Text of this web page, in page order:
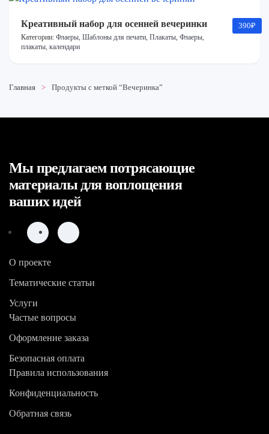
390₽
Креативный набор для осенней вечеринки
Категории: Флаеры, Шаблоны для печати, Плакаты, Флаеры,
плакаты, календари
Главная Продукты с меткой “Вечеринка”
Мы предлагаем потрясающие
материалы для воплощения
ваших идей
О проекте
Тематические статьи
Услуги
Частые вопросы
Оформление заказа
Безопасная оплата
Правила использования
Конфиденциальность
Обратная связь